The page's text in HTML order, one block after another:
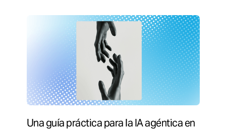
Una guía práctica para la IA agéntica en